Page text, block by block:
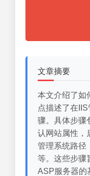
文章摘要
本文介绍了如
点描述了在
骤。具体步骤
认网站属性，
管理系统路径
等。这些步骤
ASP服务器的